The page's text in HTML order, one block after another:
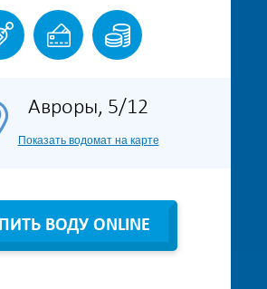
Авроры, 5/12
Показать водомат на карте
ВОДУ ONLINE